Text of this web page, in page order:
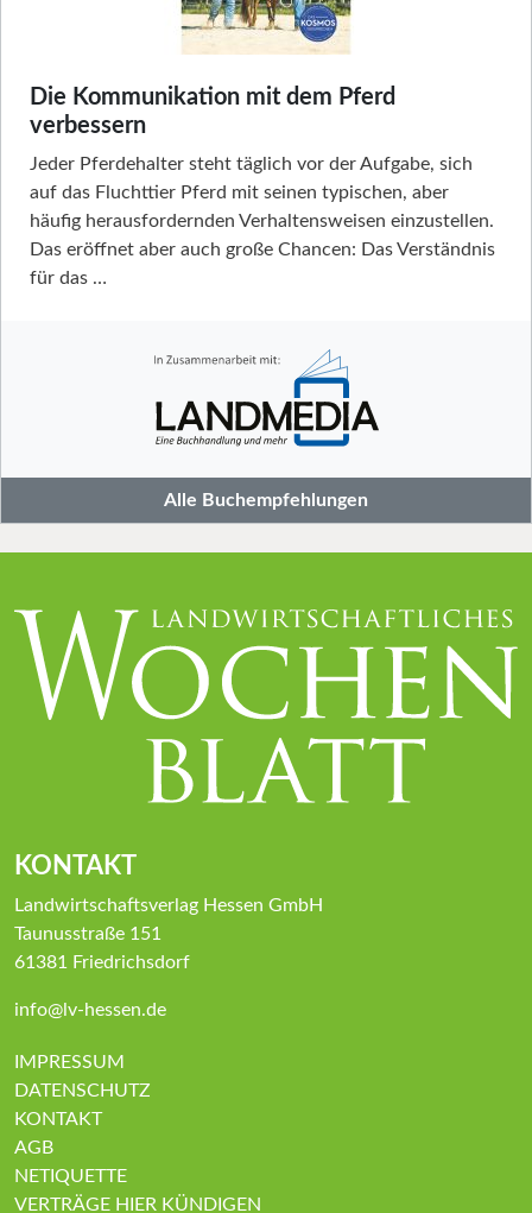
Die Kommunikation mit dem Pferd
verbessern
Jeder Pferdehalter steht täglich vor der Aufgabe, sich
auf das Fluchttier Pferd mit seinen typischen, aber
häufig herausfordernden Verhaltensweisen einzustellen.
Das eröffnet aber auch große Chancen: Das Verständnis
für das …
Alle Buchempfehlungen
KONTAKT
Landwirtschaftsverlag Hessen GmbH
Taunusstraße 151
61381 Friedrichsdorf
info@lv-hessen.de
IMPRESSUM
DATENSCHUTZ
KONTAKT
AGB
NETIQUETTE
VERTRÄGE HIER KÜNDIGEN